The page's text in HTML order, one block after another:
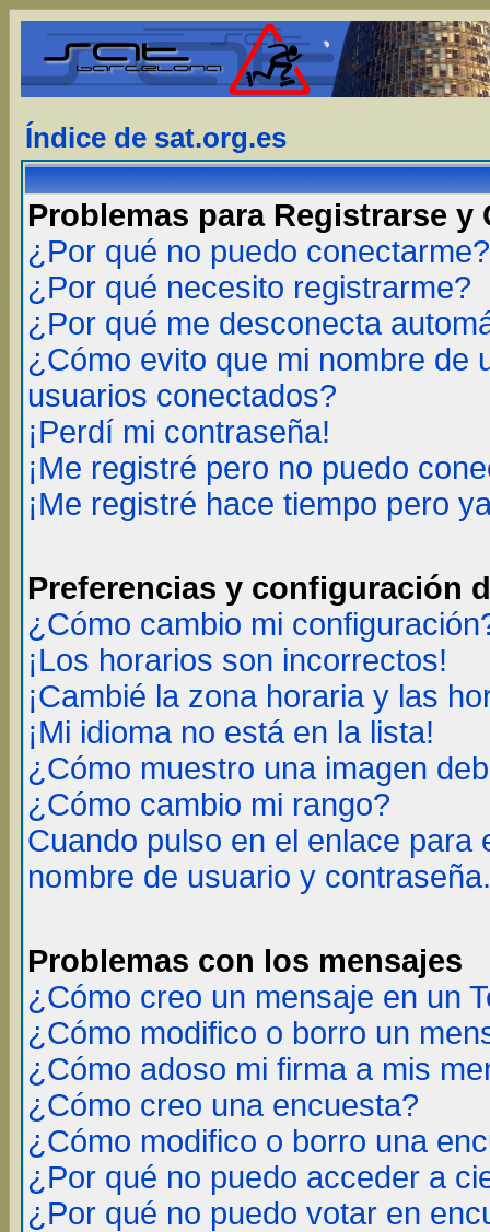
Índice de sat.org.es
Problemas para Registrarse y
¿Por qué no puedo conectarme?
¿Por qué necesito registrarme?
¿Por qué me desconecta
¿Cómo evito que mi nombre de
usuarios conectados?
¡Perdí mi contraseña!
¡Me registré pero no puedo
¡Me registré hace tiempo pero
Preferencias y configuración
¿Cómo cambio mi
¡Los horarios son incorrectos!
¡Cambié la zona horaria y las
¡Mi idioma no está en la lista!
¿Cómo muestro una imagen
¿Cómo cambio mi rango?
Cuando pulso en el enlace
nombre de usuario y contraseña.
Problemas con los mensajes
¿Cómo creo un mensaje en un
¿Cómo modifico o borro un
¿Cómo adoso mi firma a mis
¿Cómo creo una encuesta?
¿Cómo modifico o borro una
¿Por qué no puedo acceder a
¿Por qué no puedo votar en